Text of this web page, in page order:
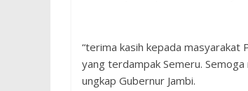
“terima kasih kepada masyarakat
yang terdampak Semeru.
ungkap Gubernur Jambi.